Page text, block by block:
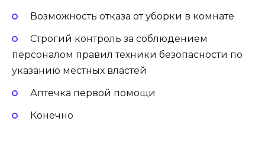
Возможность отказа от уборки в комнате
Строгий контроль за соблюдением
персоналом правил техники безопасности по
указанию местных властей
Аптечка первой помощи
Конечно